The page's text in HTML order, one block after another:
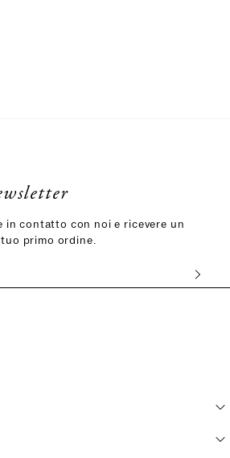
in contatto con noi e ricevere un
primo ordine.